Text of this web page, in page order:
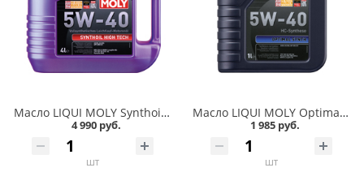
Масло LIQUI MOLY Synthoil High Tech 5W40 4л синтетика в Омске
4 990 руб.
шт
Масло LIQUI MOLY Optimal 5W40 1л синтетика в Омске
1 985 руб.
шт